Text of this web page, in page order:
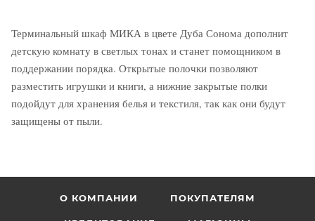
Терминальный шкаф МИКА в цвете Дуба Сонома дополнит
детскую комнату в светлых тонах и станет помощником в
поддержании порядка. Открытые полочки позволяют
разместить игрушки и книги, а нижние закрытые полки
подойдут для хранения белья и текстиля, так как они будут
защищены от пыли.
О КОМПАНИИ ПОКУПАТЕЛЯМ